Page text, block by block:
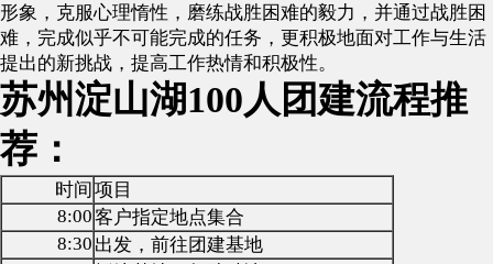
团建场地
军事拓展方案
形象，克服心理惰性，磨练战胜困难的毅力，并通过战胜困
难，完成似乎不可能完成的任务，更积极地面对工作与生活
提出的新挑战，提高工作热情和积极性。
苏州淀山湖100人团建流程推
荐：
时间项目
8:00客户指定地点集合
8:30 出发，前往团建基地